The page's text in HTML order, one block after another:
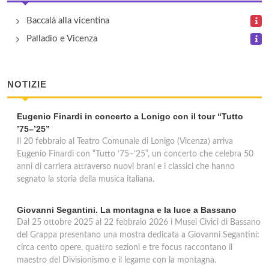
Nonna Giuseppina
Baccalà alla vicentina
Palladio e Vicenza
NOTIZIE
Eugenio Finardi in concerto a Lonigo con il tour “Tutto
’75–’25”
Il 20 febbraio al Teatro Comunale di Lonigo (Vicenza) arriva
Eugenio Finardi con “Tutto ’75–’25”, un concerto che celebra 50
anni di carriera attraverso nuovi brani e i classici che hanno
segnato la storia della musica italiana.
Giovanni Segantini. La montagna e la luce a Bassano
Dal 25 ottobre 2025 al 22 febbraio 2026 i Musei Civici di Bassano
del Grappa presentano una mostra dedicata a Giovanni Segantini:
circa cento opere, quattro sezioni e tre focus raccontano il
maestro del Divisionismo e il legame con la montagna.